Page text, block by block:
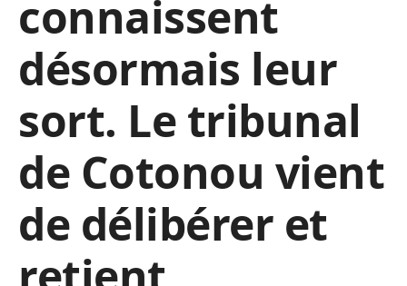
connaissent
désormais leur
sort. Le tribunal
de Cotonou vient
de délibérer et